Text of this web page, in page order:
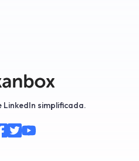
simplificada.